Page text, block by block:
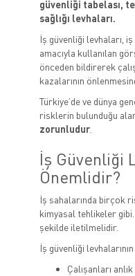
güvenliği tabelası,
sağlığı levhaları.
İş güvenliği levhaları,
amacıyla kullanılan
önceden bildirerek
kazalarının
Türkiye’de ve dünya
risklerin bulunduğu
zorunludur.
İş Güvenliği
Önemlidir?
İş sahalarında birçok
kimyasal tehlikeler
şekilde iletilmelidir.
İş güvenliği
Çalışanları